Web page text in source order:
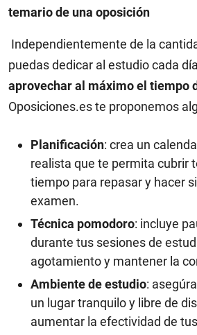
temario de una oposición
Independientemente de la
puedas dedicar al estudio cada
aprovechar al máximo el tiempo
Oposiciones.es te proponemos
Planificación: crea un
realista que te permita cubrir
tiempo para repasar y hacer
examen.
Técnica pomodoro: incluye
durante tus sesiones de
agotamiento y mantener la
Ambiente de estudio:
un lugar tranquilo y libre de
aumentar la efectividad de